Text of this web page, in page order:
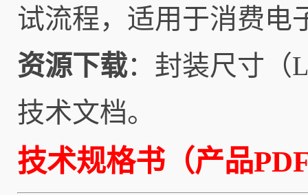
试流程，适用于消费电
资源下载：封装尺寸（
技术文档。
技术规格书（产品